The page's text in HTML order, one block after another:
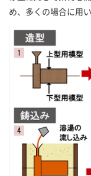
め、多くの場合に用い